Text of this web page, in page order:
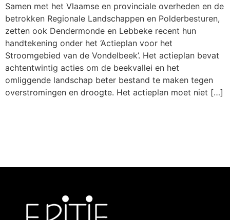
Samen met het Vlaamse en provinciale overheden en de
betrokken Regionale Landschappen en Polderbesturen,
zetten ook Dendermonde en Lebbeke recent hun
handtekening onder het ‘Actieplan voor het
Stroomgebied van de Vondelbeek’. Het actieplan bevat
achtentwintig acties om de beekvallei en het
omliggende landschap beter bestand te maken tegen
overstromingen en droogte. Het actieplan moet niet […]